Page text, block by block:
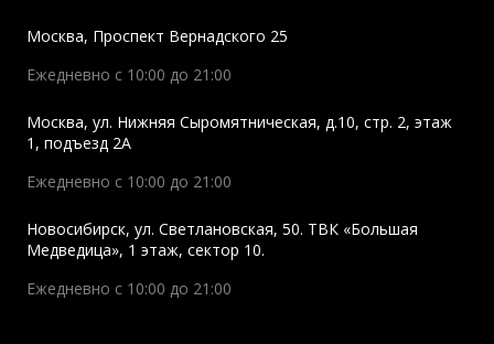
Москва, Проспект Вернадского 25
Ежедневно с 10:00 до 21:00
Москва, ул. Нижняя Сыромятническая, д.10, стр. 2, этаж
1, подъезд 2A
Ежедневно с 10:00 до 21:00
Новосибирск, ул. Светлановская, 50. ТВК «Большая
Медведица», 1 этаж, сектор 10.
Ежедневно с 10:00 до 21:00